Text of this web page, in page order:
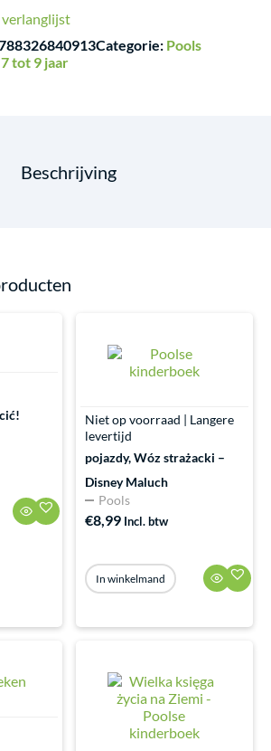
verlanglijst
Categorie: Pools
7 tot 9 jaar
Beschrijving
Niet op voorraad | Langere
levertijd
pojazdy, Wóz strażacki –
Disney Maluch
Pools
€8,99 Incl. btw
In winkelmand